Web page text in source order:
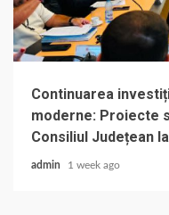
Continuarea
moderne: Proiecte
Consiliul Județean
admin 1 week ago